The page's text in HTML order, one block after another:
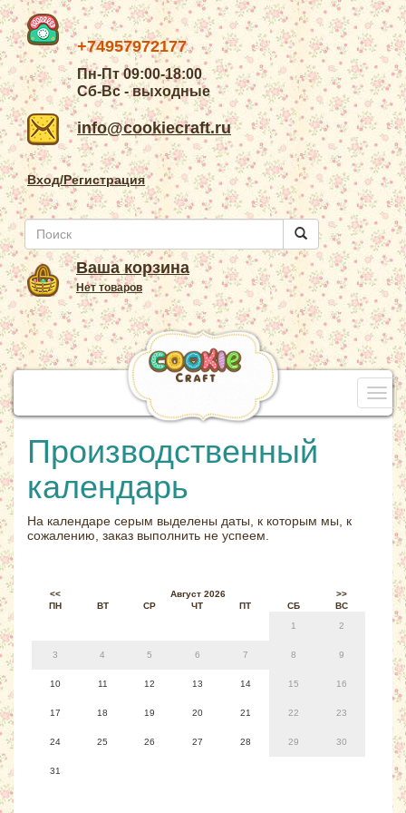
+74957972177
Пн-Пт 09:00-18:00
Сб-Вс - выходные
info@cookiecraft.ru
Вход/Регистрация
Ваша корзина
Нет товаров
Производственный
календарь
На календаре серым выделены даты, к которым мы, к
сожалению, заказ выполнить не успеем.
<< Август 2026
>>
ПН
ВТ СР ЧТ ПТ СБ
ВС
1
2
3 4 5 6 7 8 9
10 11 12 13 14 15 16
17 18 19 20 21 22 23
24 25 26 27 28 29 30
31